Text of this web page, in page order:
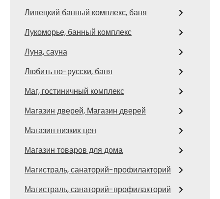
Липецкий банный комплекс, баня
Лукоморье, банный комплекс
Луна, сауна
Любить по-русски, баня
Маг, гостиничный комплекс
Магазин дверей, Магазин дверей
Магазин низких цен
Магазин товаров для дома
Магистраль, санаторий-профилакторий
Магистраль, санаторий-профилакторий